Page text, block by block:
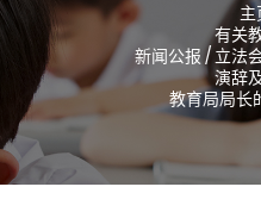
主
有关
新闻公报 / 立法
演辞
教育局局长